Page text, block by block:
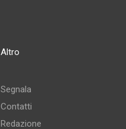
Altro
Segnala
Contatti
Redazione